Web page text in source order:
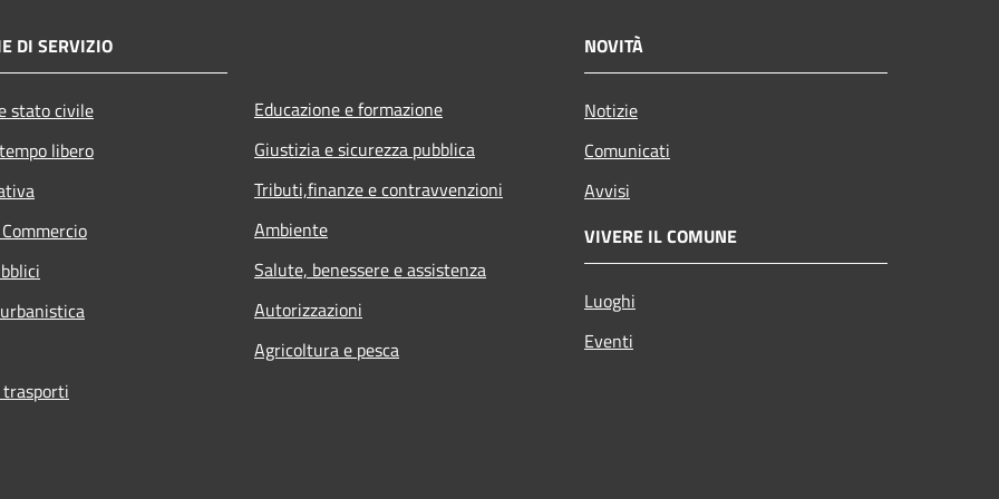
DI SERVIZIO
stato civile
libero
Educazione e formazione
Giustizia e sicurezza pubblica
Tributi,finanze e contravvenzioni
Ambiente
Salute, benessere e assistenza
Autorizzazioni
Agricoltura e pesca
NOVITÀ
Notizie
Comunicati
Avvisi
VIVERE IL COMUNE
Luoghi
Eventi